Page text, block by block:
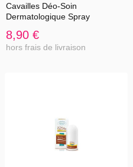
Cavailles Déo-Soin
Dermatologique Spray
8,90 €
hors frais de livraison